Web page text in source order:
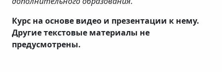
Курс на основе видео и презентации к нему.
Другие текстовые материалы не
предусмотрены.